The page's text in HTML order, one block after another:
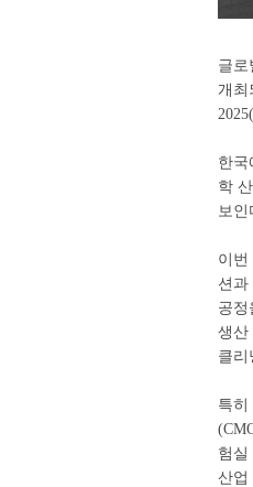
글로
개최
한국
학
보인
이번
션과
공정
생산
클리
특히
험실
산업